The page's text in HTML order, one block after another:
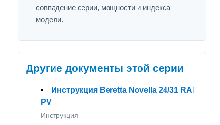
совпадение серии, мощности и индекса
модели.
Другие документы этой серии
Инструкция Beretta Novella 24/31 RAI
PV
Инструкция